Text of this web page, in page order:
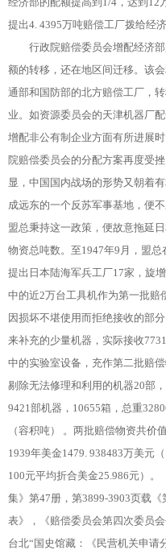
提出4. 4395万吨赔偿工厂拨给经
行政院赔偿委员会增配经济部
额的转移，还在地区间迁移。该
通部和国防部的北方赔偿工厂，
业。如资源委员会的天津机器厂
增配非公有制企业方面有所进展
院赔偿委员会的分配方案再度受
显，中国国内战场的形势又朝着
成远东的一个反苏军事基地，便
盟总秉持这一政策，便故意拖延
物资总吨数。至1947年9月，盟
提出日本陆海军兵工厂17家，旋
中的近2万台工具机作为第一批赔
因损坏不堪使用而拒绝接收的部
来补充的少量机器，实际接收
中的实验室设备，充作第二批赔
剔除无法修理和利用的机器20部
9421部机器，10655箱，总重
（容积吨） 。两批赔偿物资共价
1939年美金1479. 938483万美元
100元平均折合美金25.986元）
集》第47册，第3899-3903页载
表》，《赔偿委员会第四次委员
台北“国史馆藏：《民营机关申请